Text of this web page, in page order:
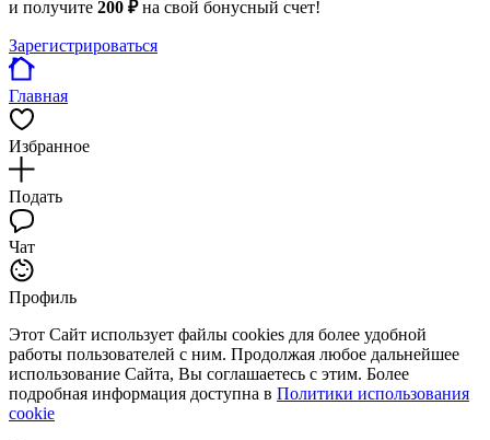
и получите 200 ₽на свой бонусный счет!
Зарегистрироваться
Главная
Избранное
Подать
Чат
Профиль
Этот Сайт использует файлы cookies для более удобной
работы пользователей с ним. Продолжая любое дальнейшее
использование Сайта, Вы соглашаетесь с этим. Более
подробная информация доступна в Политики использования
cookie